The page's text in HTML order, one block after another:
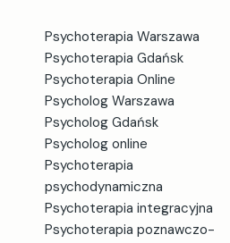
Psychoterapia Warszawa
Psychoterapia Gdańsk
Psychoterapia Online
Psycholog Warszawa
Psycholog Gdańsk
Psycholog online
Psychoterapia
psychodynamiczna
Psychoterapia integracyjna
Psychoterapia poznawczo-